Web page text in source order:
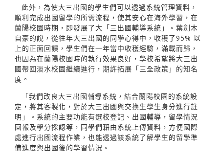
此外，為使大三出國的學生們可以透過系統管理資料，
順利完成出國留學的所需流程，使其安心在海外學習，在
蘭陽校園時期，即發展了大「三出國輔導系統」。葉劍木
自豪的說，從往年大三出國的同學心得中，收穫了95% 以
上的正面回饋，學生們在一年當中收穫經驗，滿載而歸，
也因為在蘭陽校園時的執行效果良好，學校希望將大三出
國帶回淡水校園繼續進行，期許拓展「三全政策」的知名
度。
「我們改良大三出國輔導系統，結合蘭陽校園的系統設
定，將其客製化，對於大三出國與交換生學生身分進行註
明」。系統的主要功能有選校登記、出國輔導，留學情況
回報及學分採認等，同學們藉由系統上傳資料，方便國際
處進行出國流程作業，也能透過該系統了解學生的留學準
備進度與出國後的學習情況。